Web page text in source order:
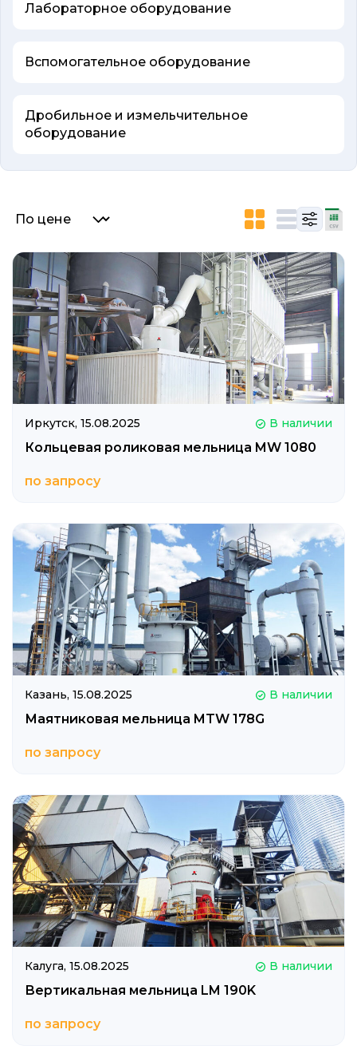
Лабораторное оборудование
Вспомогательное оборудование
Дробильное и измельчительное
оборудование
Список объявлений
Иркутск, 15.08.2025 В наличии
Кольцевая роликовая мельница MW 1080
по запросу
Казань, 15.08.2025 В наличии
Маятниковая мельница MTW 178G
по запросу
Калуга, 15.08.2025 В наличии
Вертикальная мельница LM 190K
по запросу